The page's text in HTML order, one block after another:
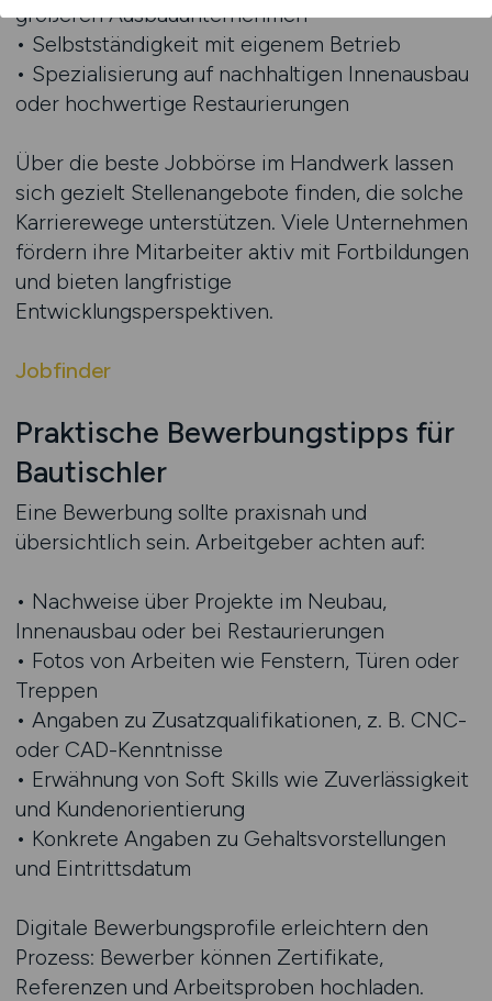
größeren Ausbauunternehmen
• Selbstständigkeit mit eigenem Betrieb
• Spezialisierung auf nachhaltigen Innenausbau
oder hochwertige Restaurierungen
Über die beste Jobbörse im Handwerk lassen
sich gezielt Stellenangebote finden, die solche
Karrierewege unterstützen. Viele Unternehmen
fördern ihre Mitarbeiter aktiv mit Fortbildungen
und bieten langfristige
Entwicklungsperspektiven.
Jobfinder
Praktische Bewerbungstipps für
Bautischler
Eine Bewerbung sollte praxisnah und
übersichtlich sein. Arbeitgeber achten auf:
• Nachweise über Projekte im Neubau,
Innenausbau oder bei Restaurierungen
• Fotos von Arbeiten wie Fenstern, Türen oder
Treppen
• Angaben zu Zusatzqualifikationen, z. B. CNC-
oder CAD-Kenntnisse
• Erwähnung von Soft Skills wie Zuverlässigkeit
und Kundenorientierung
• Konkrete Angaben zu Gehaltsvorstellungen
und Eintrittsdatum
Digitale Bewerbungsprofile erleichtern den
Prozess: Bewerber können Zertifikate,
Referenzen und Arbeitsproben hochladen.